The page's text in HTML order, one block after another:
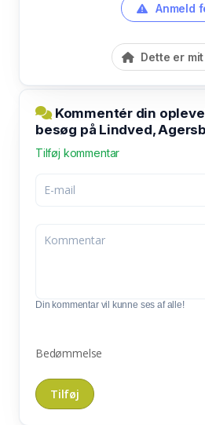
Anmeld
Dette er
Kommentér din
besøg på Lindved,
Tilføj kommentar
Din kommentar vil kunne ses af alle!
Bedømmelse